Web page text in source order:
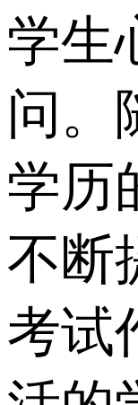
学生
问。
学历
不断
考试